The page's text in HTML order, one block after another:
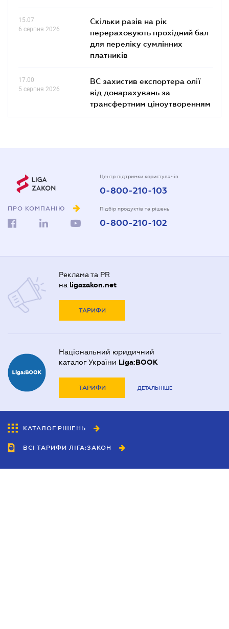
15.07
6 серпня 2026
Скільки разів на рік
перераховують прохідний бал
для переліку сумлінних
платників
17.00
5 серпня 2026
ВС захистив експортера олії
від донарахувань за
трансфертним ціноутворенням
ПРО КОМПАНІЮ
Центр підтримки користувачів
0-800-210-103
Підбір продуктів та рішень
0-800-210-102
Реклама та PR
на ligazakon.net
ТАРИФИ
Національний юридичний
каталог України Liga:BOOK
ТАРИФИ ДЕТАЛЬНІШЕ
КАТАЛОГ РІШЕНЬ
ВСІ ТАРИФИ ЛІГА:ЗАКОН